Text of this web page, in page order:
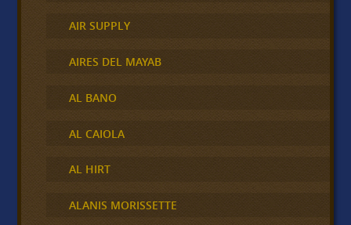
AIR SUPPLY
AIRES DEL MAYAB
AL BANO
AL CAIOLA
AL HIRT
ALANIS MORISSETTE